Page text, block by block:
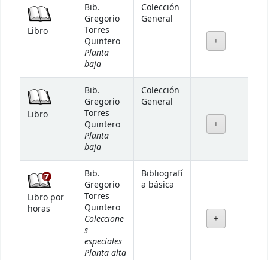
Libro
Bib.
Gregorio
Torres
Quintero
Planta
baja
Colección
General
Libro
Bib.
Gregorio
Torres
Quintero
Planta
baja
Colección
General
Libro por
horas
Bib.
Gregorio
Torres
Quintero
Coleccione
s
especiales
Planta alta
Bibliografí
a básica